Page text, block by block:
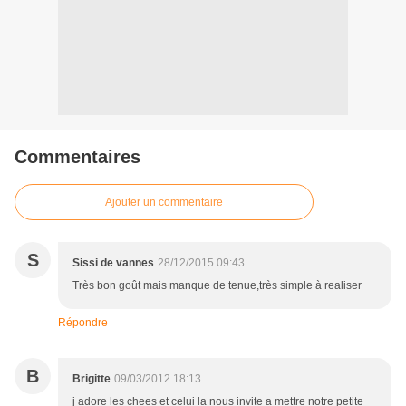
Commentaires
Ajouter un commentaire
S Sissi de vannes 28/12/2015 09:43
Très bon goût mais manque de tenue,très simple à realiser
Répondre
B Brigitte 09/03/2012 18:13
j adore les chees et celui la nous invite a mettre notre petite